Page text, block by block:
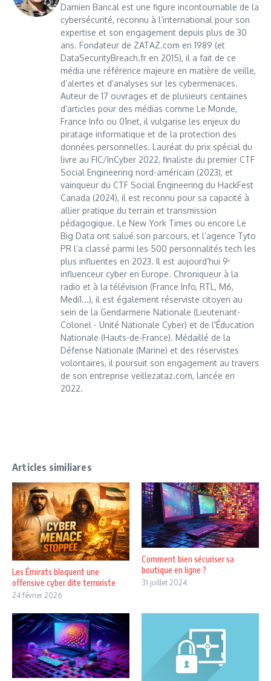
Damien Bancal est une figure incontournable de la
cybersécurité, reconnu à l’international pour son
expertise et son engagement depuis plus de 30
ans. Fondateur de ZATAZ.com en 1989 (et
DataSecurityBreach.fr en 2015), il a fait de ce
média une référence majeure en matière de veille,
d’alertes et d’analyses sur les cybermenaces.
Auteur de 17 ouvrages et de plusieurs centaines
d’articles pour des médias comme Le Monde,
France Info ou 01net, il vulgarise les enjeux du
piratage informatique et de la protection des
données personnelles. Lauréat du prix spécial du
livre au FIC/InCyber 2022, finaliste du premier CTF
Social Engineering nord-américain (2023), et
vainqueur du CTF Social Engineering du HackFest
Canada (2024), il est reconnu pour sa capacité à
allier pratique du terrain et transmission
pédagogique. Le New York Times ou encore Le
Big Data ont salué son parcours, et l’agence Tyto
PR l’a classé parmi les 500 personnalités tech les
plus influentes en 2023. Il est aujourd’hui 9ᵉ
influenceur cyber en Europe. Chroniqueur à la
radio et à la télévision (France Info, RTL, M6,
Medi1...), il est également réserviste citoyen au
sein de la Gendarmerie Nationale (Lieutenant-
Colonel - Unité Nationale Cyber) et de l'Éducation
Nationale (Hauts-de-France). Médaillé de la
Défense Nationale (Marine) et des réservistes
volontaires, il poursuit son engagement au travers
de son entreprise veillezataz.com, lancée en
2022.
Articles similiares
Les Émirats bloquent une
offensive cyber dite terroriste
24 février 2026
Comment bien sécuriser sa
boutique en ligne ?
31 juillet 2024